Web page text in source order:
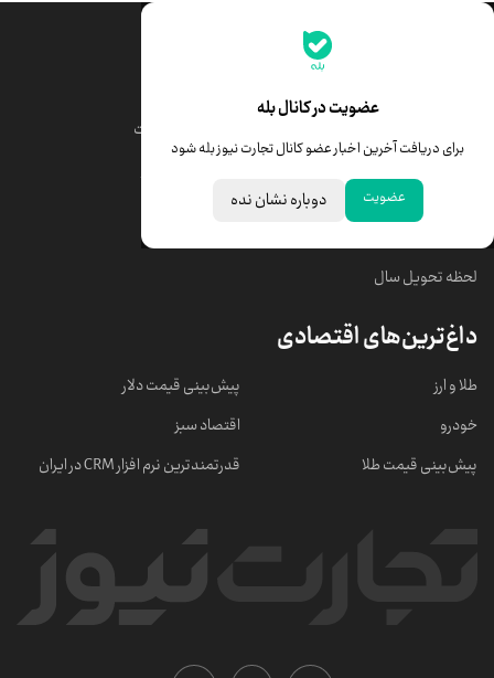
عضویت در کانال بله
برای دریافت آخرین اخبار عضو کانال تجارت نیوز بله شود
عضویت دوباره نشان نده
جدیدترین قیمت‌ها
قیمت درهم امارات
خبرهای مهم
لحظه تحویل سال
داغ‌ترین‌های اقتصادی
طلا و ارز
خودرو
پیش‌بینی قیمت طلا
پیش‌بینی قیمت دلار
اقتصاد سبز
قدرتمندترین نرم‌ افزار CRM در ایران